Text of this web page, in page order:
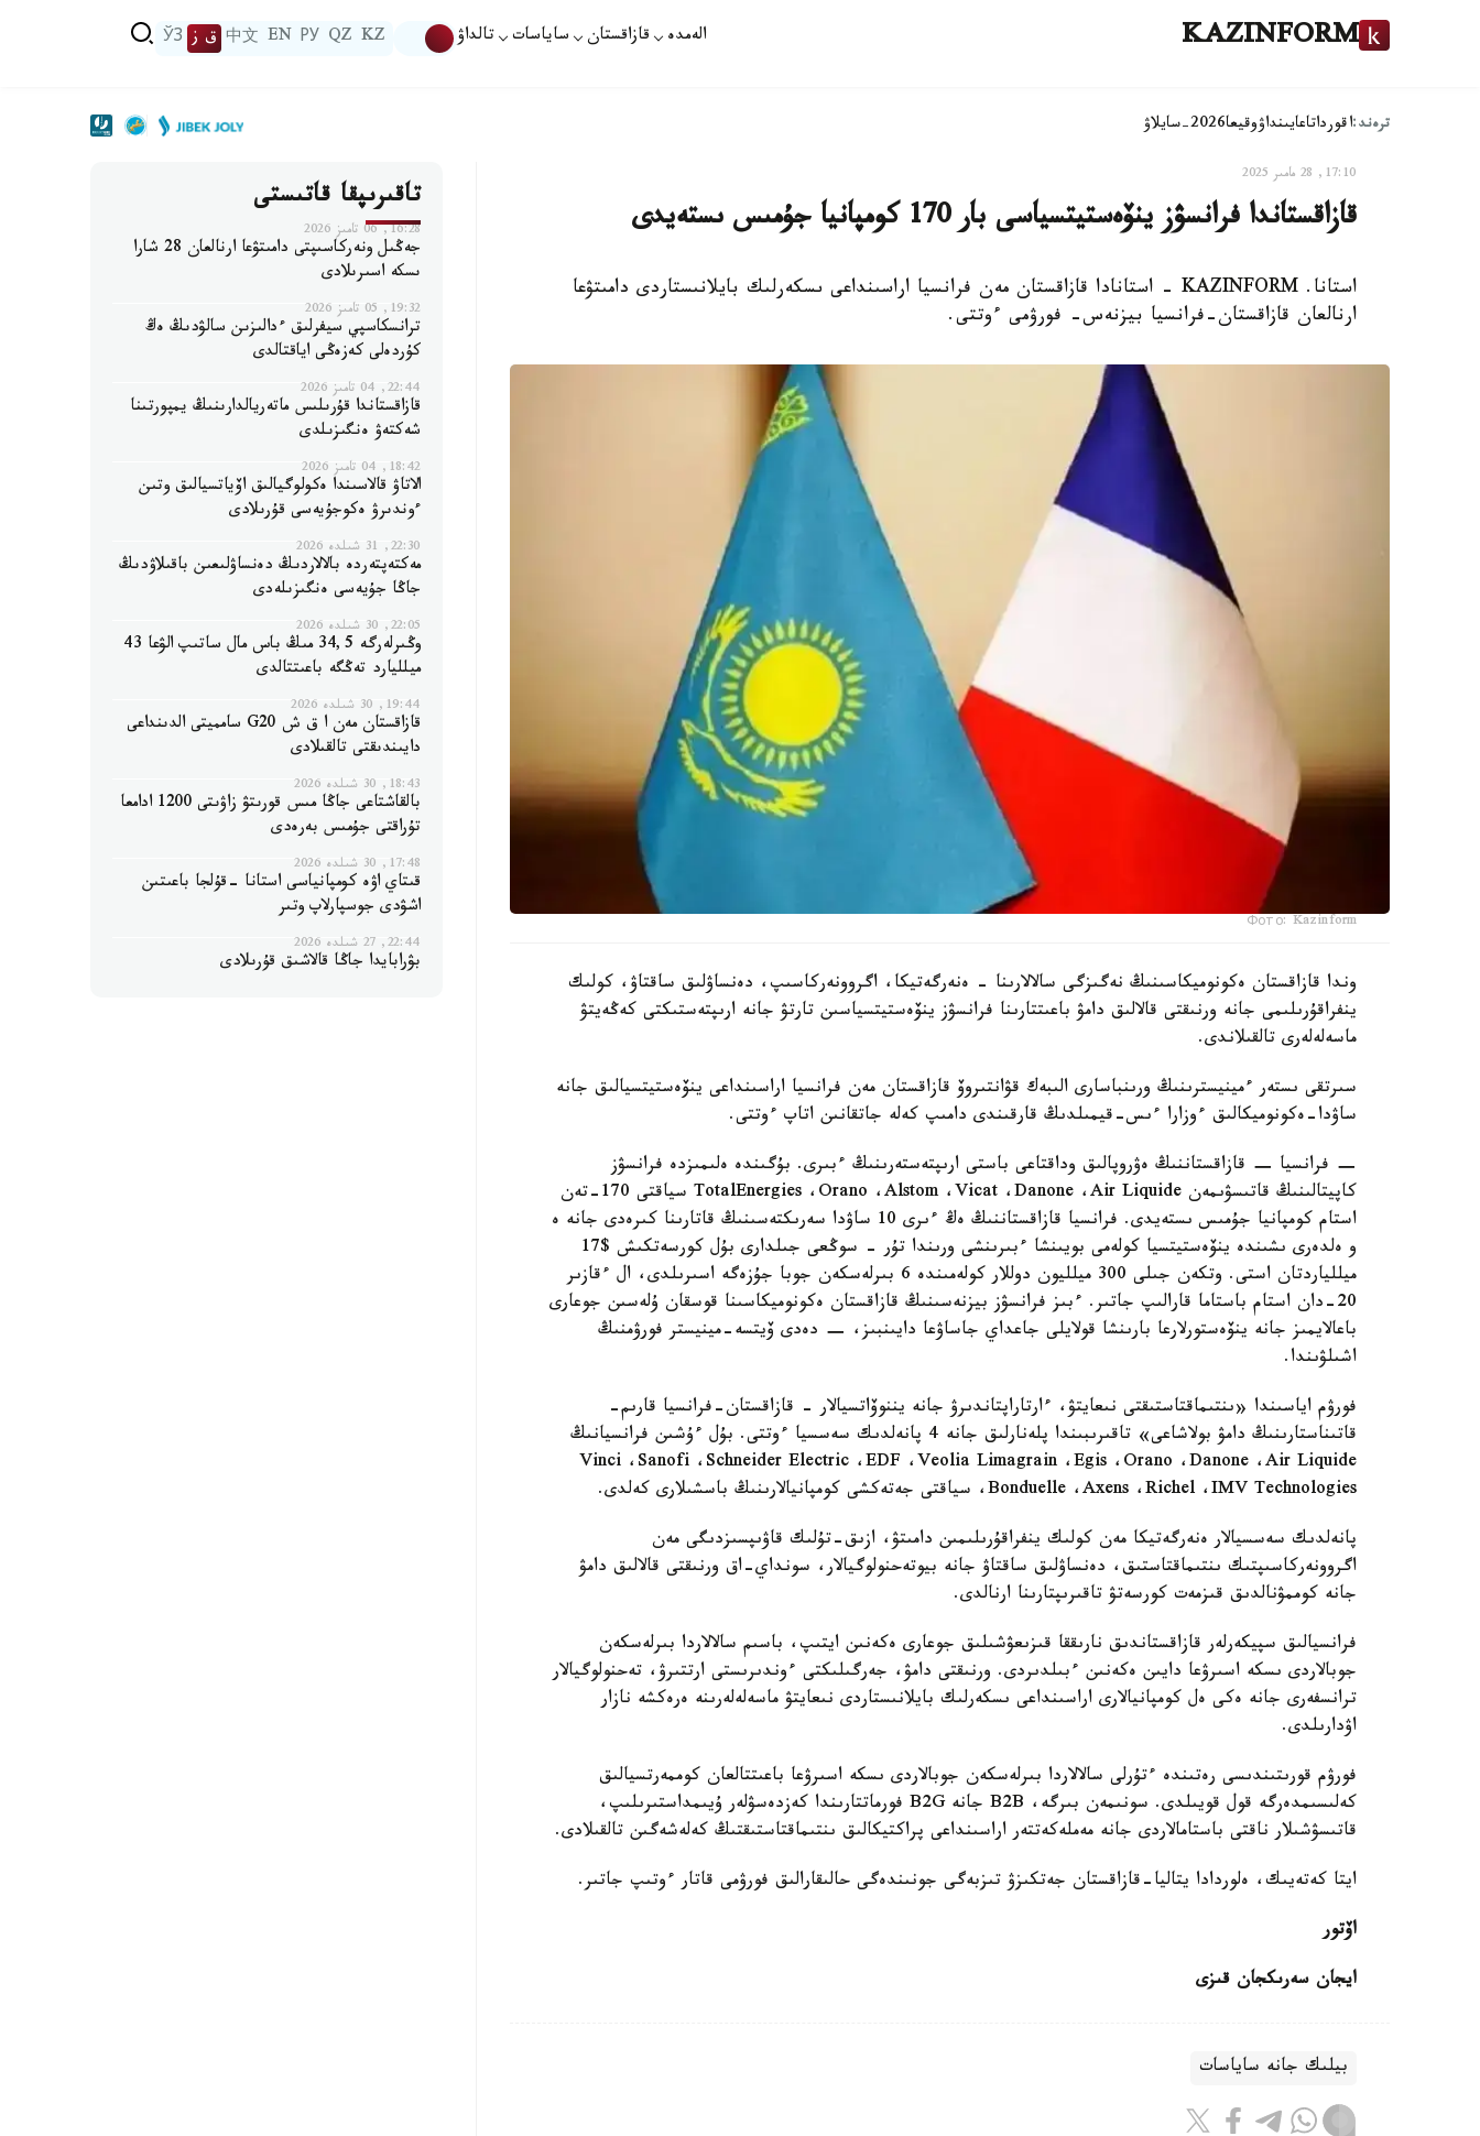
KAZINFORM الەمدە قازاقستان ساياسات تالداۋ KZ
QZ
РУ
EN
中文 ق ز ЎЗ
ترەند:اقورداتاعايىنداۋوقيعا2026-سايلاۋ
17:10, 28 مامىر 2025
قازاقستاندا فرانسۋز ينۆەستيتسياسى بار 170 كومپانيا جۇمىس ىستەيدى
استانا. KAZINFORM - استانادا قازاقستان مەن فرانسيا اراسىنداعى ىسكەرلىك بايلانىستاردى دامىتۋعا
ارنالعان قازاقستان-فرانسيا بيزنەس- فورۋمى ءوتتى.
Фото: Kazinform
وندا قازاقستان ەكونوميكاسىنىڭ نەگىزگى سالالارىنا - ەنەرگەتيكا، اگروونەركاسىپ، دەنساۋلىق ساقتاۋ، كولىك
ينفراقۇرىلىمى جانە ورنىقتى قالالىق دامۋ باعىتتارىنا فرانسۋز ينۆەستيتسياسىن تارتۋ جانە ارىپتەستىكتى كەڭەيتۋ
ماسەلەلەرى تالقىلاندى.
سىرتقى ىستەر ءمينيسترىنىڭ ورىنباسارى الىبەك قۋانتىروۆ قازاقستان مەن فرانسيا اراسىنداعى ينۆەستيتسيالىق جانە
ساۋدا-ەكونوميكالىق ءوزارا ءىس-قيمىلدىڭ قارقىندى دامىپ كەلە جاتقانىن اتاپ ءوتتى.
− فرانسيا − قازاقستاننىڭ ەۋروپالىق وداقتاعى باستى ارىپتەستەرىنىڭ ءبىرى. بۇگىندە ەلىمىزدە فرانسۋز
كاپيتالىنىڭ قاتىسۋىمەن TotalEnergies ،Orano ،Alstom ،Vicat ،Danone ،Air Liquide سياقتى 170-تەن
استام كومپانيا جۇمىس ىستەيدى. فرانسيا قازاقستاننىڭ ەڭ ءىرى 10 ساۋدا سەرىكتەسىنىڭ قاتارىنا كىرەدى جانە ە
و ەلدەرى ىشىندە ينۆەستيتسيا كولەمى بويىنشا ءبىرىنشى ورىندا تۇر - سوڭعى جىلدارى بۇل كورسەتكىش $17
ميللياردتان استى. وتكەن جىلى 300 ميلليون دوللار كولەمىندە 6 بىرلەسكەن جوبا جۇزەگە اسىرىلدى، ال ءقازىر
20-دان استام باستاما قارالىپ جاتىر. ءبىز فرانسۋز بيزنەسىنىڭ قازاقستان ەكونوميكاسىنا قوسقان ۇلەسىن جوعارى
باعالايمىز جانە ينۆەستورلارعا بارىنشا قولايلى جاعداي جاساۋعا دايىنبىز، − دەدى ۆيتسە-مينيستر فورۋمنىڭ
اشىلۋىندا.
فورۋم اياسىندا «ىنتىماقتاستىقتى نىعايتۋ، ءارتاراپتاندىرۋ جانە يننوۆاتسيالار - قازاقستان-فرانسيا قارىم-
قاتىناستارىنىڭ دامۋ بولاشاعى» تاقىرىبىندا پلەنارلىق جانە 4 پانەلدىك سەسسيا ءوتتى. بۇل ءۇشىن فرانسيانىڭ
Vinci ،Sanofi ،Schneider Electric ،EDF ،Veolia Limagrain ،Egis ،Orano ،Danone ،Air Liquide
،Bonduelle ،Axens ،Richel ،IMV Technologies سياقتى جەتەكشى كومپانيالارىنىڭ باسشىلارى كەلدى.
پانەلدىك سەسسيالار ەنەرگەتيكا مەن كولىك ينفراقۇرىلىمىن دامىتۋ، ازىق-تۇلىك قاۋىپسىزدىگى مەن
اگروونەركاسىپتىك ىنتىماقتاستىق، دەنساۋلىق ساقتاۋ جانە بيوتەحنولوگيالار، سونداي-اق ورنىقتى قالالىق دامۋ
جانە كوممۋنالدىق قىزمەت كورسەتۋ تاقىرىپتارىنا ارنالدى.
فرانسيالىق سپيكەرلەر قازاقستاندىق نارىققا قىزىعۋشىلىق جوعارى ەكەنىن ايتىپ، باسىم سالالاردا بىرلەسكەن
جوبالاردى ىسكە اسىرۋعا دايىن ەكەنىن ءبىلدىردى. ورنىقتى دامۋ، جەرگىلىكتى ءوندىرىستى ارتتىرۋ، تەحنولوگيالار
ترانسفەرى جانە ەكى ەل كومپانيالارى اراسىنداعى ىسكەرلىك بايلانىستاردى نىعايتۋ ماسەلەلەرىنە ەرەكشە نازار
اۋدارىلدى.
فورۋم قورىتىندىسى رەتىندە ءتۇرلى سالالاردا بىرلەسكەن جوبالاردى ىسكە اسىرۋعا باعىتتالعان كوممەرتسيالىق
كەلىسىمدەرگە قول قويىلدى. سونىمەن بىرگە، B2B جانە B2G فورماتتارىندا كەزدەسۋلەر ۇيىمداستىرىلىپ،
قاتىسۋشىلار ناقتى باستامالاردى جانە مەملەكەتتەر اراسىنداعى پراكتيكالىق ىنتىماقتاستىقتىڭ كەلەشەگىن تالقىلادى.
ايتا كەتەيىك، ەلوردادا يتاليا-قازاقستان جەتكىزۋ تىزبەگى جونىندەگى حالىقارالىق فورۋمى قاتار ءوتىپ جاتىر.
اۆتور
ايجان سەرىكجان قىزى
بيلىك جانە ساياسات
تاقىرىپقا قاتىستى
16:28, 06 تامىز 2026
جەڭىل ونەركاسىپتى دامىتۋعا ارنالعان 28 شارا
ىسكە اسىرىلادى
19:32, 05 تامىز 2026
ترانسكاسپي سيفرلىق ءدالىزىن سالۋدىڭ ەڭ
كۇردەلى كەزەڭى اياقتالدى
22:44, 04 تامىز 2026
قازاقستاندا قۇرىلىس ماتەريالدارىنىڭ يمپورتىنا
شەكتەۋ ەنگىزىلدى
18:42, 04 تامىز 2026
الاتاۋ قالاسىندا ەكولوگيالىق اۆياتسيالىق وتىن
ءوندىرۋ ەكوجۇيەسى قۇرىلادى
22:30, 31 شىلدە 2026
مەكتەپتەردە بالالاردىڭ دەنساۋلىعىن باقىلاۋدىڭ
جاڭا جۇيەسى ەنگىزىلەدى
22:05, 30 شىلدە 2026
وڭىرلەرگە 34,5 مىڭ باس مال ساتىپ الۋعا 43
ميلليارد تەڭگە باعىتتالدى
19:44, 30 شىلدە 2026
قازاقستان مەن ا ق ش G20 سامميتى الدىنداعى
دايىندىقتى تالقىلادى
18:43, 30 شىلدە 2026
بالقاشتاعى جاڭا مىس قورىتۋ زاۋىتى 1200 ادامعا
تۇراقتى جۇمىس بەرەدى
17:48, 30 شىلدە 2026
قىتاي اۋە كومپانياسى استانا -قۇلجا باعىتىن
اشۋدى جوسپارلاپ وتىر
22:44, 27 شىلدە 2026
بۋرابايدا جاڭا قالاشىق قۇرىلادى